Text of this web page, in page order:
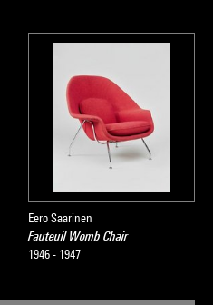
Eero Saarinen
Fauteuil Womb Chair
1946 - 1947